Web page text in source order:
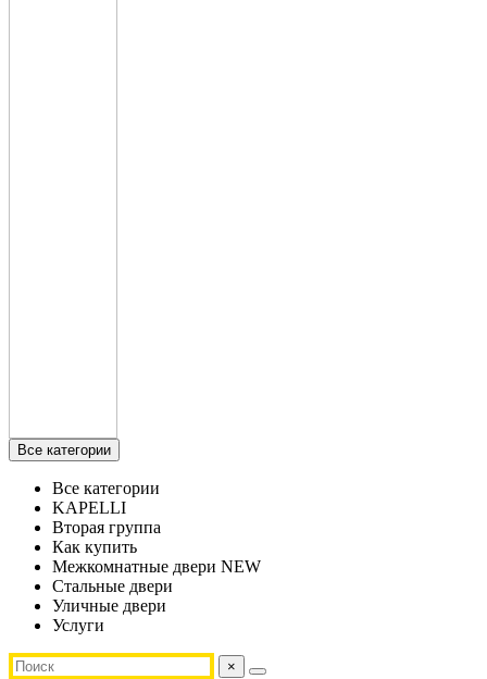
Все категории
Все категории
KAPELLI
Вторая группа
Как купить
Межкомнатные двери NEW
Стальные двери
Уличные двери
Услуги
×